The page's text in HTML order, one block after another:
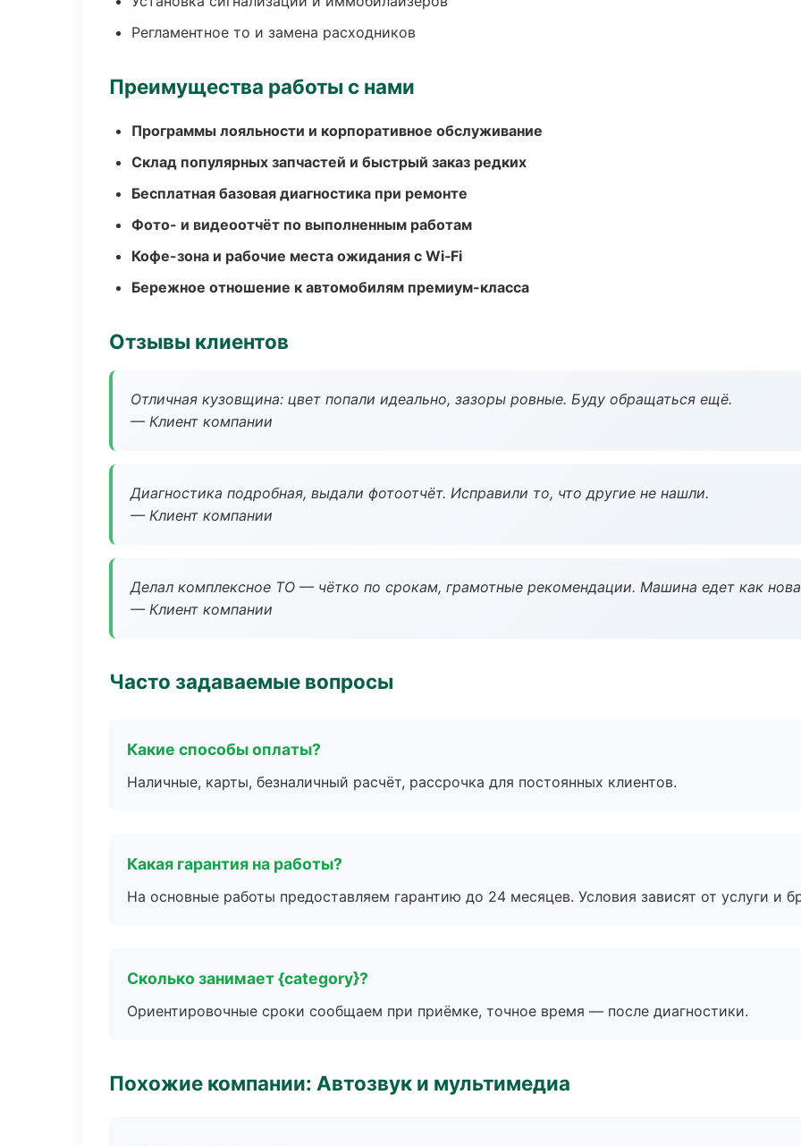
Регламентное то и замена расходников
Преимущества работы с нами
Программы лояльности и корпоративное обслуживание
Склад популярных запчастей и быстрый заказ редких
Бесплатная базовая диагностика при ремонте
Фото- и видеоотчёт по выполненным работам
Кофе-зона и рабочие места ожидания с Wi‑Fi
Бережное отношение к автомобилям премиум-класса
Отзывы клиентов
Отличная кузовщина: цвет попали идеально, зазоры ровные. Буду обращаться ещё.
— Клиент компании
Диагностика подробная, выдали фотоотчёт. Исправили то, что другие не нашли.
— Клиент компании
Делал комплексное ТО — чётко по срокам, грамотные рекомендации. Машина едет как
— Клиент компании
Часто задаваемые вопросы
Какие способы оплаты?
Наличные, карты, безналичный расчёт, рассрочка для постоянных клиентов.
Какая гарантия на работы?
На основные работы предоставляем гарантию до 24 месяцев. Условия зависят от услуги и
Сколько занимает {category}?
Ориентировочные сроки сообщаем при приёмке, точное время — после диагностики.
Похожие компании: Автозвук и мультимедиа